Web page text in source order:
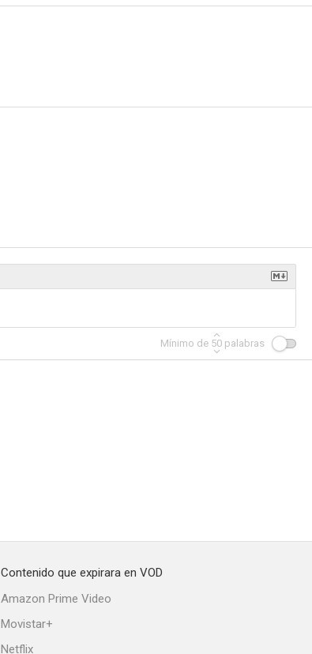
Mínimo de 50 palabras
Contenido que expirara en VOD
Amazon Prime Video
Movistar+
Netflix